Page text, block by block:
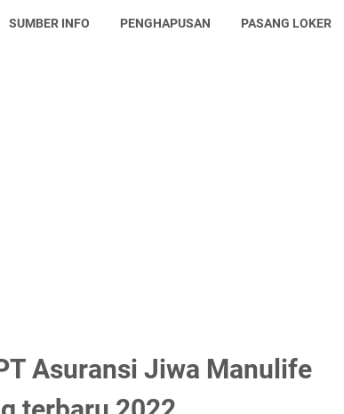
SUMBER INFO PENGHAPUSAN PASANG LOKER
Asuransi Jiwa Manulife